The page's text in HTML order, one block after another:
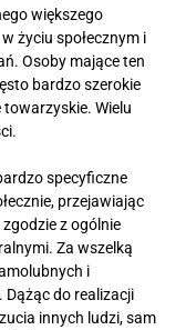
większego
życiu społecznym i
Osoby mające ten
bardzo szerokie
Wielu
specyficzne
przejawiając
z ogólnie
Za wszelką
i
Dążąc do realizacji
innych ludzi, sam